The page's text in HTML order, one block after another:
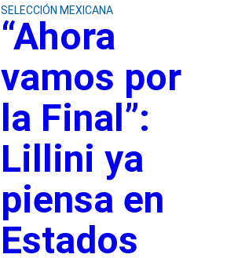
SELECCIÓN MEXICANA
“Ahora
vamos por
la Final”:
Lillini ya
piensa en
Estados